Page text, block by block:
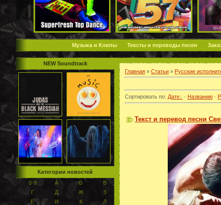
Музыка и Клипы Тексты и переводы песен
NEW Soundtrack
Категории новостей
0-9
А Б
В
Г
Д Ж
З
Е
И К
Л
Главная » Статьи » Русские
Сортировать по: Дате · Названию ·
Текст и перевод песни